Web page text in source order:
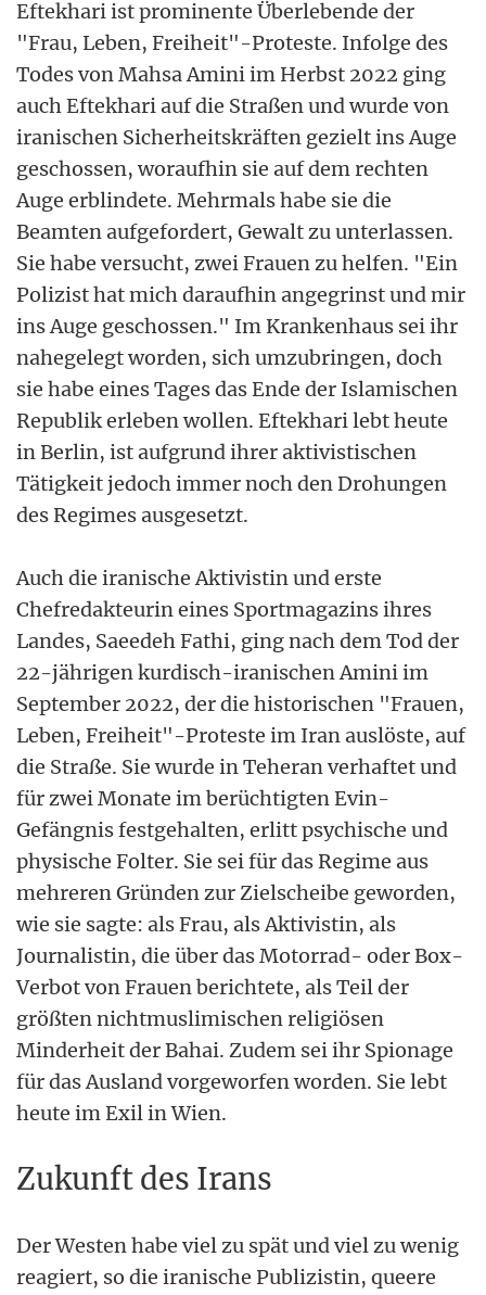
Eftekhari ist prominente Überlebende der
"Frau, Leben, Freiheit"-Proteste. Infolge des
Todes von Mahsa Amini im Herbst 2022 ging
auch Eftekhari auf die Straßen und wurde von
iranischen Sicherheitskräften gezielt ins Auge
geschossen, woraufhin sie auf dem rechten
Auge erblindete. Mehrmals habe sie die
Beamten aufgefordert, Gewalt zu unterlassen.
Sie habe versucht, zwei Frauen zu helfen. "Ein
Polizist hat mich daraufhin angegrinst und mir
ins Auge geschossen." Im Krankenhaus sei ihr
nahegelegt worden, sich umzubringen, doch
sie habe eines Tages das Ende der Islamischen
Republik erleben wollen. Eftekhari lebt heute
in Berlin, ist aufgrund ihrer aktivistischen
Tätigkeit jedoch immer noch den Drohungen
des Regimes ausgesetzt.
Auch die iranische Aktivistin und erste
Chefredakteurin eines Sportmagazins ihres
Landes, Saeedeh Fathi, ging nach dem Tod der
22-jährigen kurdisch-iranischen Amini im
September 2022, der die historischen "Frauen,
Leben, Freiheit"-Proteste im Iran auslöste, auf
die Straße. Sie wurde in Teheran verhaftet und
für zwei Monate im berüchtigten Evin-
Gefängnis festgehalten, erlitt psychische und
physische Folter. Sie sei für das Regime aus
mehreren Gründen zur Zielscheibe geworden,
wie sie sagte: als Frau, als Aktivistin, als
Journalistin, die über das Motorrad- oder Box-
Verbot von Frauen berichtete, als Teil der
größten nichtmuslimischen religiösen
Minderheit der Bahai. Zudem sei ihr Spionage
für das Ausland vorgeworfen worden. Sie lebt
heute im Exil in Wien.
Zukunft des Irans
Der Westen habe viel zu spät und viel zu wenig
reagiert, so die iranische Publizistin, queere